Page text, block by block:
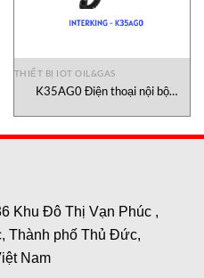
THIẾT BỊ IOT OIL&GAS
K35AG0 Điện thoại nội bộ
Khu Đô Thị Vạn Phúc ,
Thành phố Thủ Đức,
Nam